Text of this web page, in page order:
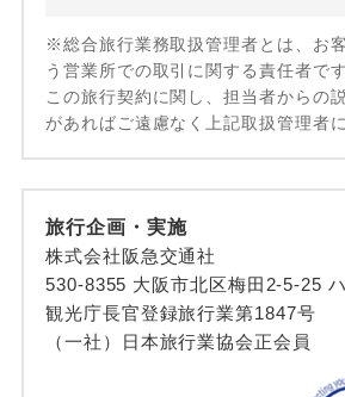
※総合旅行業務取扱管理者とは、お
う営業所での取引に関する責任者です
この旅行契約に関し、担当者からの
があればご遠慮なく上記取扱管理者
旅行企画・実施
株式会社阪急交通社
530-8355 大阪市北区梅田2-5-25
観光庁長官登録旅行業第1847号
（一社）日本旅行業協会正会員